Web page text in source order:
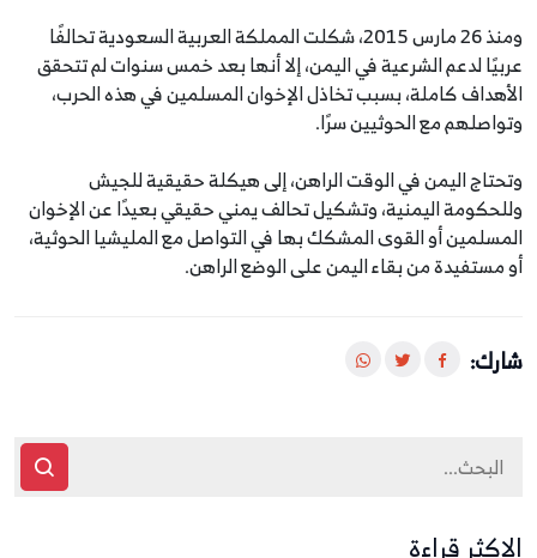
ومنذ 26 مارس 2015، شكلت المملكة العربية السعودية تحالفًا
عربيًا لدعم الشرعية في اليمن، إلا أنها بعد خمس سنوات لم تتحقق
الأهداف كاملة، بسبب تخاذل الإخوان المسلمين في هذه الحرب،
وتواصلهم مع الحوثيين سرًا.
وتحتاج اليمن في الوقت الراهن، إلى هيكلة حقيقية للجيش
وللحكومة اليمنية، وتشكيل تحالف يمني حقيقي بعيدًا عن الإخوان
المسلمين أو القوى المشكك بها في التواصل مع المليشيا الحوثية،
أو مستفيدة من بقاء اليمن على الوضع الراهن.
شارك:
الاكثر قراءة